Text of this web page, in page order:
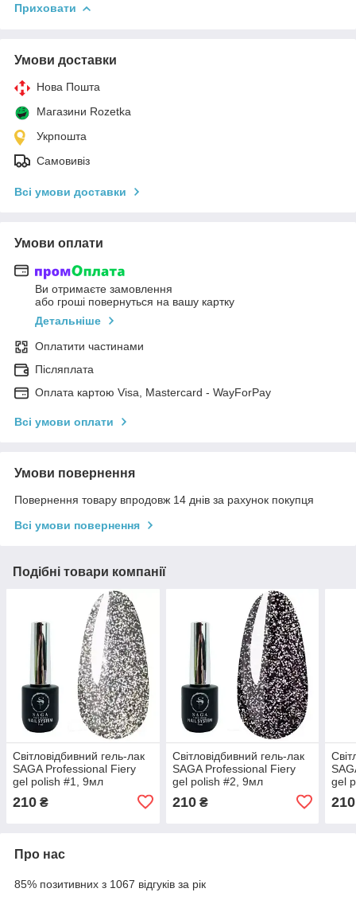
Приховати
Умови доставки
Нова Пошта
Магазини Rozetka
Укрпошта
Самовивіз
Всі умови доставки
Умови оплати
Ви отримаєте замовлення
або гроші повернуться на вашу картку
Детальніше
Оплатити частинами
Післяплата
Оплата картою Visa, Mastercard - WayForPay
Всі умови оплати
Умови повернення
Повернення товару впродовж 14 днів за рахунок покупця
Всі умови повернення
Подібні товари компанії
Світловідбивний гель-лак
SAGA Professional Fiery
gel polish #1, 9мл
210 ₴
Світловідбивний гель-лак
SAGA Professional Fiery
gel polish #2, 9мл
210₴
gel
210
Про нас
85% позитивних з 1067 відгуків за рік